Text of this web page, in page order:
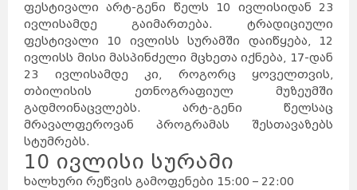
ფესტივალი არტ-გენი წელს 10 ივლისიდან 23
ივლისამდე გაიმართება. ტრადიციული
ფესტივალი 10 ივლისს სურამში დაიწყება, 12
ივლისს მისი მასპინძელი მცხეთა იქნება, 17-დან
23 ივლისამდე კი, როგორც ყოველთვის,
თბილისის ეთნოგრაფიულ მუზეუმში
გადმოინაცვლებს. არტ-გენი წელსაც
მრავალფეროვან პროგრამას შესთავაზებს
სტუმრებს.
10 ივლისი სურამი
ხალხური რეწვის გამოფენები 15:00 – 22:00